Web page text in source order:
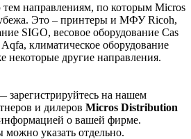
направлениям, по которым Micros
Это – принтеры и МФУ Ricoh,
SIGO, весовое оборудование Cas
климатическое оборудование
некоторые другие направления.
зарегистрируйтесь на нашем
и дилеров Micros Distribution
о вашей фирме.
указать отдельно.